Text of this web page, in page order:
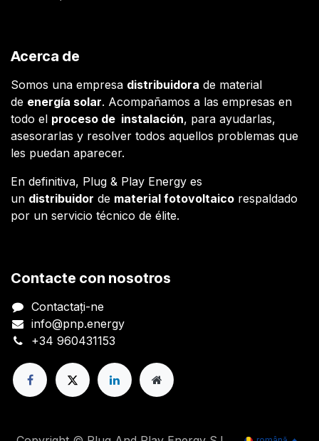
Acerca de
Somos una empresa distribuidora de material
de energía solar. Acompañamos a las empresas en
todo el proceso de instalación, para ayudarlas,
asesorarlas y resolver todos aquellos problemas que
les puedan aparecer.
En definitiva, Plug & Play Energy es
un distribuidor de material fotovoltaico respaldado
por un servicio técnico de élite.
Contacte con nosotros
Contactați-ne
info@pnp.energy
+34 960431153